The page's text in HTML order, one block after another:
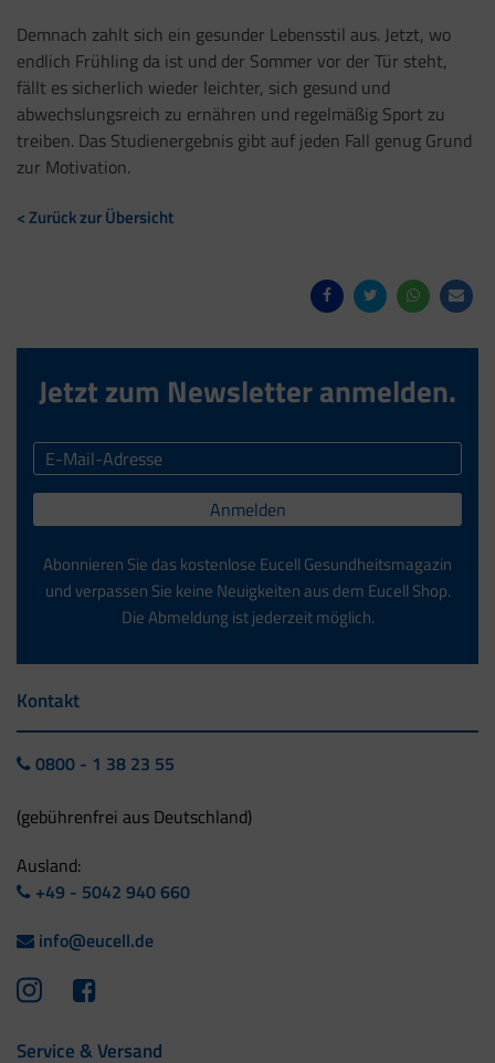
Demnach zahlt sich ein gesunder Lebensstil aus. Jetzt, wo
endlich Frühling da ist und der Sommer vor der Tür steht,
fällt es sicherlich wieder leichter, sich gesund und
abwechslungsreich zu ernähren und regelmäßig Sport zu
treiben. Das Studienergebnis gibt auf jeden Fall genug Grund
zur Motivation.
< Zurück zur Übersicht
Jetzt zum Newsletter anmelden.
Anmelden
Abonnieren Sie das kostenlose Eucell Gesundheitsmagazin
und verpassen Sie keine Neuigkeiten aus dem Eucell Shop.
Die Abmeldung ist jederzeit möglich.
Kontakt
0800 - 1 38 23 55
(gebührenfrei aus Deutschland)
Ausland:
+49 - 5042 940 660
info@eucell.de
Service & Versand